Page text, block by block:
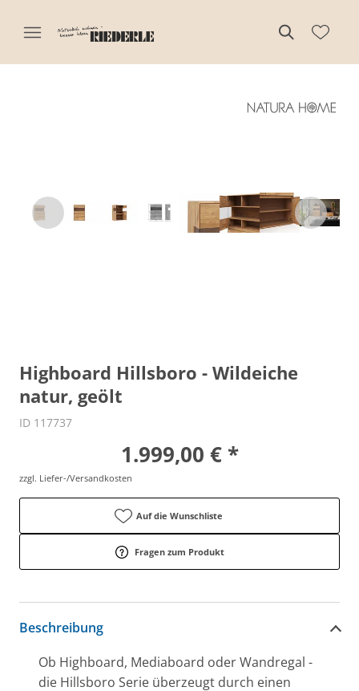
Highboard Hillsboro - Wildeiche
natur, geölt
ID 117737
1.999,00 € *
zzgl. Liefer-/Versandkosten
Auf die Wunschliste
Fragen zum Produkt
Beschreibung
Ob Highboard, Mediaboard oder Wandregal -
die Hillsboro Serie überzeugt durch einen